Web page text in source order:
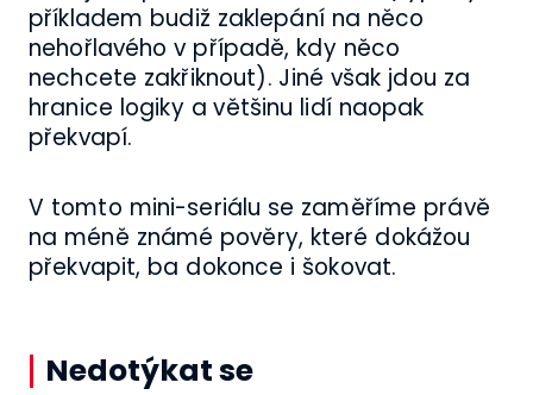
příkladem budiž zaklepání na něco
nehořlavého v případě, kdy něco
nechcete zakřiknout). Jiné však jdou za
hranice logiky a většinu lidí naopak
překvapí.
V tomto mini-seriálu se zaměříme právě
na méně známé pověry, které dokážou
překvapit, ba dokonce i šokovat.
Nedotýkat se